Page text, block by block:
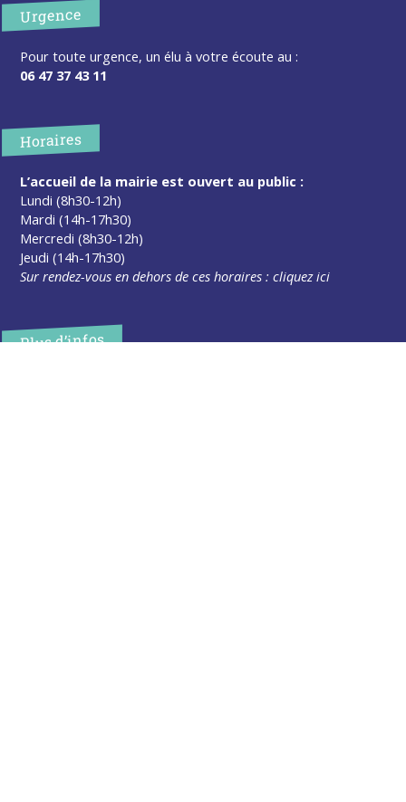
Urgence
Pour toute urgence, un élu à votre écoute au :
06 47 37 43 11
Horaires
L’accueil de la mairie est ouvert au public :
Lundi (8h30-12h)
Mardi (14h-17h30)
Mercredi (8h30-12h)
Jeudi (14h-17h30)
Sur rendez-vous en dehors de ces horaires :cliquez ici
Plus d’infos